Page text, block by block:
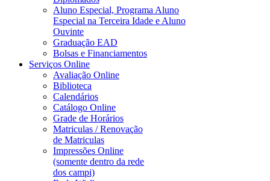
Aluno Especial, Programa Aluno
Especial na Terceira Idade e Aluno
Ouvinte
Graduação EAD
Bolsas e Financiamentos
Serviços Online
Avaliação Online
Biblioteca
Calendários
Catálogo Online
Grade de Horários
Matriculas / Renovação
de Matriculas
Impressões Online
(somente dentro da rede
dos campi)